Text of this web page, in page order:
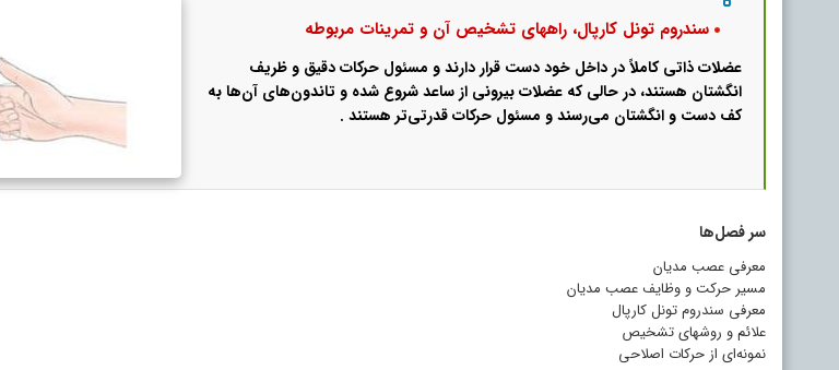
سندروم تونل کارپال، راههای تشخیص آن و تمرینات مربوطه
عضلات ذاتی کاملاً در داخل خود دست قرار دارند و مسئول حرکات دقیق و ظریف
انگشتان هستند، در حالی که عضلات بیرونی از ساعد شروع شده و تاندون‌های آن‌ها به
کف دست و انگشتان می‌رسند و مسئول حرکات قدرتی‌تر هستند .
سر فصل‌ها
معرفی عصب مدیان
مسیر حرکت و وظایف عصب مدیان
معرفی سندروم تونل کارپال
علائم و روشهای تشخیص
نمونه‌ای از حرکات اصلاحی